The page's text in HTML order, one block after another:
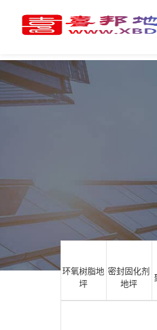
品
中
心
技
术
案
联
系
电
话
环氧树脂地
坪
密封固化剂
地坪